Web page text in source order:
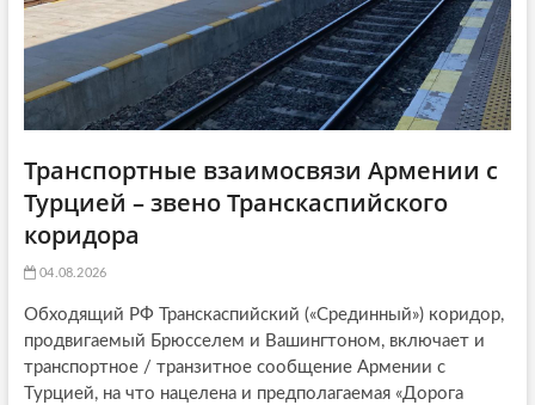
Транспортные взаимосвязи Армении с
Турцией – звено Транскаспийского
коридора
04.08.2026
Обходящий РФ Транскаспийский («Срединный») коридор,
продвигаемый Брюсселем и Вашингтоном, включает и
транспортное / транзитное сообщение Армении с
Турцией, на что нацелена и предполагаемая «Дорога